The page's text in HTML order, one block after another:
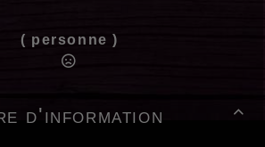
( personne )

d'information